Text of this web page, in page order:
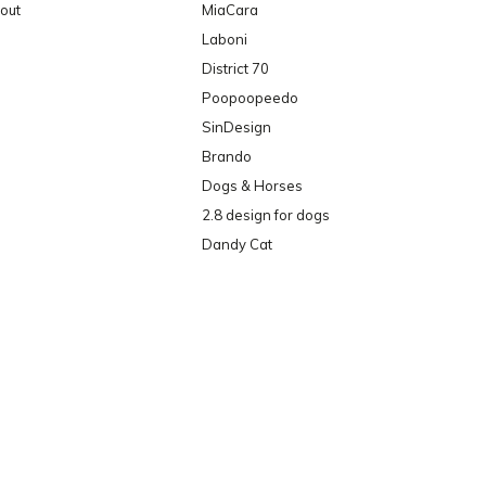
MiaCara
Laboni
District 70
Poopoopeedo
SinDesign
Brando
Dogs & Horses
2.8 design for dogs
Dandy Cat